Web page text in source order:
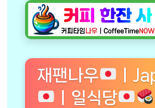
재팬나우
ㅣ
ㅣ일식당